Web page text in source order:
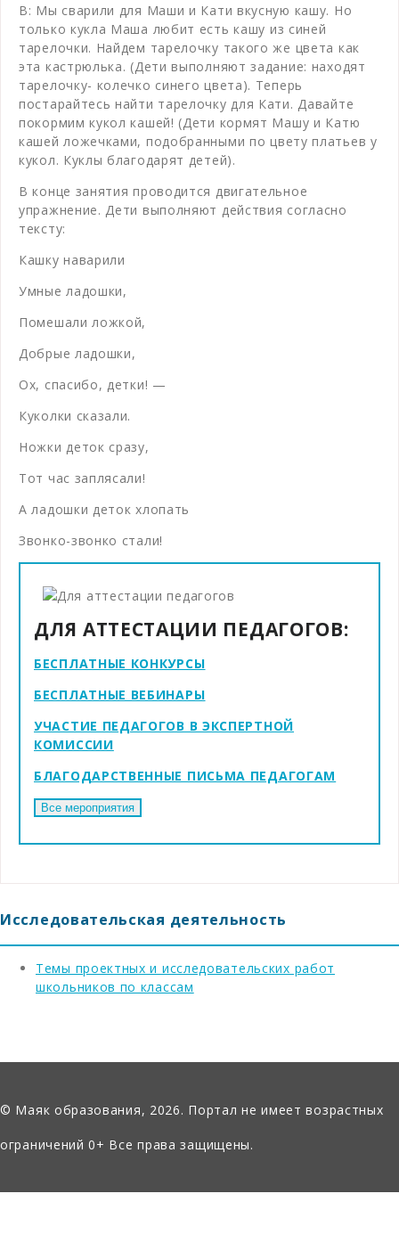
В: Мы сварили для Маши и Кати вкусную кашу. Но
только кукла Маша любит есть кашу из синей
тарелочки. Найдем тарелочку такого же цвета как
эта кастрюлька. (Дети выполняют задание: находят
тарелочку- колечко синего цвета). Теперь
постарайтесь найти тарелочку для Кати. Давайте
покормим кукол кашей! (Дети кормят Машу и Катю
кашей ложечками, подобранными по цвету платьев у
кукол. Куклы благодарят детей).
В конце занятия проводится двигательное
упражнение. Дети выполняют действия согласно
тексту:
Кашку наварили
Умные ладошки,
Помешали ложкой,
Добрые ладошки,
Ох, спасибо, детки! —
Куколки сказали.
Ножки деток сразу,
Тот час заплясали!
А ладошки деток хлопать
Звонко-звонко стали!
ДЛЯ АТТЕСТАЦИИ ПЕДАГОГОВ:
БЕСПЛАТНЫЕ КОНКУРСЫ
БЕСПЛАТНЫЕ ВЕБИНАРЫ
УЧАСТИЕ ПЕДАГОГОВ В ЭКСПЕРТНОЙ
КОМИССИИ
БЛАГОДАРСТВЕННЫЕ ПИСЬМА ПЕДАГОГАМ
Исследовательская деятельность
Темы проектных и исследовательских работ
школьников по классам
© Маяк образования, 2026. Портал не имеет возрастных
ограничений 0+ Все права защищены.